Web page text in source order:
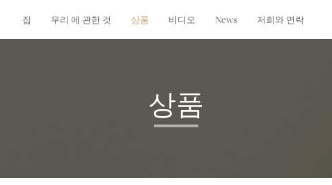
집 우리 에 관한 것 상품 비디오 News 저희와 연락
상품